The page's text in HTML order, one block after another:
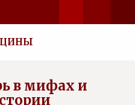
в мифах и